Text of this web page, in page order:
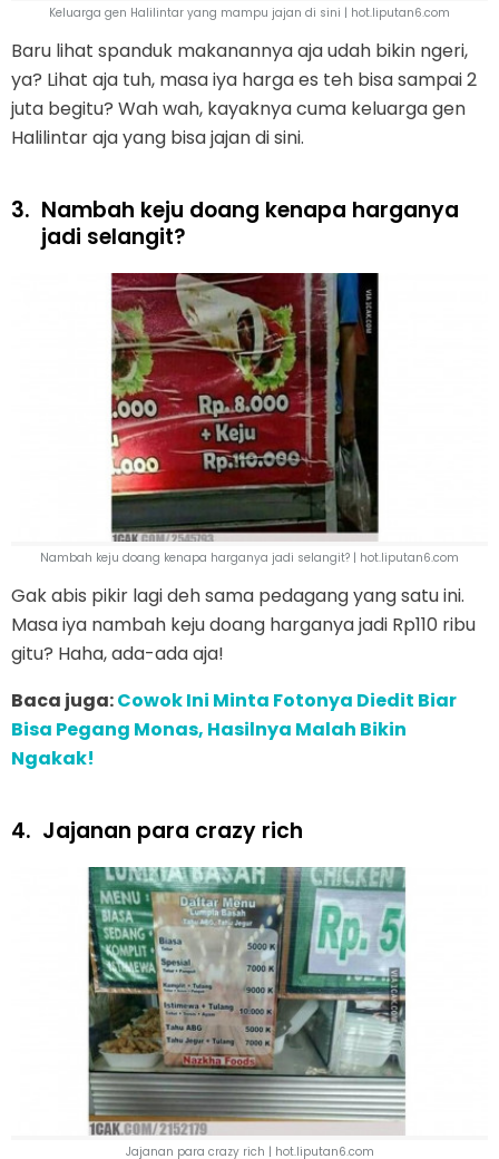
Keluarga gen Halilintar yang mampu jajan di sini | hot.liputan6.com
Baru lihat spanduk makanannya aja udah bikin ngeri,
ya? Lihat aja tuh, masa iya harga es teh bisa sampai 2
juta begitu? Wah wah, kayaknya cuma keluarga gen
Halilintar aja yang bisa jajan di sini.
3. Nambah keju doang kenapa harganya
jadi selangit?
Nambah keju doang kenapa harganya jadi selangit? | hot.liputan6.com
Gak abis pikir lagi deh sama pedagang yang satu ini.
Masa iya nambah keju doang harganya jadi Rp110 ribu
gitu? Haha, ada-ada aja!
Baca juga:Cowok Ini Minta Fotonya Diedit Biar
Bisa Pegang Monas, Hasilnya Malah Bikin
Ngakak!
4. Jajanan para crazy rich
Jajanan para crazy rich | hot.liputan6.com